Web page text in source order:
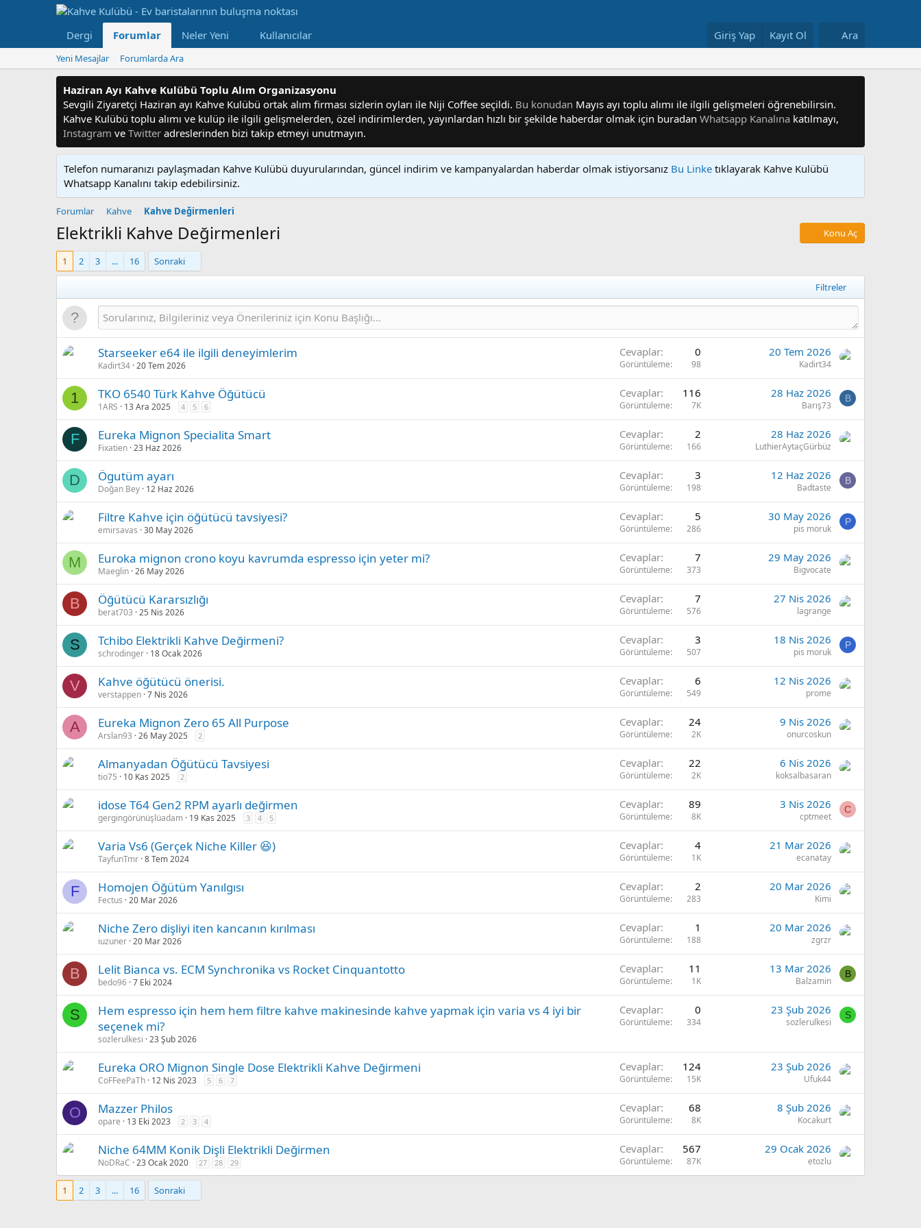
Dergi Forumlar Neler Yeni Kullanıcılar Giriş Yap Kayıt Ol Ara
Yeni Mesajlar Forumlarda Ara
Haziran Ayı Kahve Kulübü Toplu Alım Organizasyonu
Sevgili Ziyaretçi Haziran ayı Kahve Kulübü ortak alım firması sizlerin oyları ile Niji Coffee seçildi. Bu konudan Mayıs ayı toplu alımı ile ilgili gelişmeleri öğrenebilirsin.
Kahve Kulübü toplu alımı ve kulüp ile ilgili gelişmelerden, özel indirimlerden, yayınlardan hızlı bir şekilde haberdar olmak için buradan Whatsapp Kanalına katılmayı,
Instagram ve Twitter adreslerinden bizi takip etmeyi unutmayın.
Telefon numaranızı paylaşmadan Kahve Kulübü duyurularından, güncel indirim ve kampanyalardan haberdar olmak istiyorsanız Bu Linke tıklayarak Kahve Kulübü
Whatsapp Kanalını takip edebilirsiniz.
Forumlar Kahve Kahve Değirmenleri
Elektrikli Kahve Değirmenleri Konu Aç
1 2 3 ... 16 Sonraki
Filtreler
Starseeker e64 ile ilgili deneyimlerim
Kadirt34 20 Tem 2026
Cevaplar 0
Görüntüleme 98
20 Tem 2026
Kadirt34
1 TKO 6540 Türk Kahve Öğütücü
1ARS 13 Ara 2025 4 5 6
Cevaplar 116
Görüntüleme 7K
28 Haz 2026
Barış73
B
F Eureka Mignon Specialita Smart
Fixatien 23 Haz 2026
Cevaplar 2
Görüntüleme 166
28 Haz 2026
LuthierAytaçGürbüz
D Ögutüm ayarı
Doğan Bey 12 Haz 2026
Cevaplar 3
Görüntüleme 198
12 Haz 2026
Badtaste
B
Filtre Kahve için öğütücü tavsiyesi?
emirsavas 30 May 2026
Cevaplar 5
Görüntüleme 286
30 May 2026
pis moruk
P
M Euroka mignon crono koyu kavrumda espresso için yeter mi?
Maeglin 26 May 2026
Cevaplar 7
Görüntüleme 373
29 May 2026
Bigvocate
B Öğütücü Kararsızlığı
berat703 25 Nis 2026
Cevaplar 7
Görüntüleme 576
27 Nis 2026
lagrange
S Tchibo Elektrikli Kahve Değirmeni?
schrodinger 18 Ocak 2026
Cevaplar 3
Görüntüleme 507
18 Nis 2026
pis moruk
P
V Kahve öğütücü önerisi.
verstappen 7 Nis 2026
Cevaplar 6
Görüntüleme 549
12 Nis 2026
prome
A Eureka Mignon Zero 65 All Purpose
Arslan93 26 May 2025 2
Cevaplar 24
Görüntüleme 2K
9 Nis 2026
onurcoskun
Almanyadan Öğütücü Tavsiyesi
tio75 10 Kas 2025 2
Cevaplar 22
Görüntüleme 2K
6 Nis 2026
koksalbasaran
idose T64 Gen2 RPM ayarlı değirmen
gergingörünüşlüadam 19 Kas 2025 3 4 5
Cevaplar 89
Görüntüleme 8K
3 Nis 2026
cptmeet
C
Varia Vs6 (Gerçek Niche Killer 😆)
TayfunTmr 8 Tem 2024
Cevaplar 4
Görüntüleme 1K
21 Mar 2026
ecanatay
F Homojen Öğütüm Yanılgısı
Fectus 20 Mar 2026
Cevaplar 2
Görüntüleme 283
20 Mar 2026
Kimi
Niche Zero dişliyi iten kancanın kırılması
iuzuner 20 Mar 2026
Cevaplar 1
Görüntüleme 188
20 Mar 2026
zgrzr
B Lelit Bianca vs. ECM Synchronika vs Rocket Cinquantotto
bedo96 7 Eki 2024
Cevaplar 11
Görüntüleme 1K
13 Mar 2026
Balzamin
B
S
Hem espresso için hem hem filtre kahve makinesinde kahve yapmak için varia vs 4 iyi bir
seçenek mi?
sozlerulkesi 23 Şub 2026
Cevaplar 0
Görüntüleme 334
23 Şub 2026
sozlerulkesi
S
Eureka ORO Mignon Single Dose Elektrikli Kahve Değirmeni
CoFFeePaTh 12 Nis 2023 5 6 7
Cevaplar 124
Görüntüleme 15K
23 Şub 2026
Ufuk44
O Mazzer Philos
opare 13 Eki 2023 2 3 4
Cevaplar 68
Görüntüleme 8K
8 Şub 2026
Kocakurt
Niche 64MM Konik Dişli Elektrikli Değirmen
NoDRaC 23 Ocak 2020 27 28 29
Cevaplar 567
Görüntüleme 87K
29 Ocak 2026
etozlu
1 2 3 ... 16 Sonraki